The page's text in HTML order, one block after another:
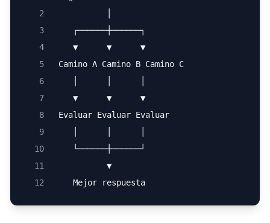
2
3
    ┌──────┼──────┐
4
    ▼      ▼      ▼
5
Camino A Camino B Camino C
6
7
    ▼      ▼      ▼
8
Evaluar Evaluar Evaluar
9
10
    └──────┼──────┘
11
           ▼
12
    Mejor respuesta